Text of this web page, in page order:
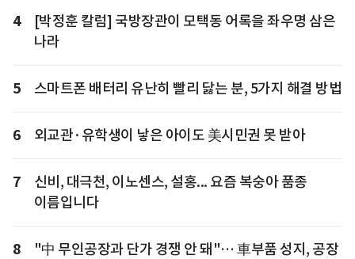
4
[박정훈 칼럼] 국방장관이 모택동 어록을 좌우명 삼은
나라
5 스마트폰 배터리 유난히 빨리 닳는 분, 5가지 해결 방법
6 외교관·유학생이 낳은 아이도 美시민권 못 받아
7
신비, 대극천, 이노센스, 설홍... 요즘 복숭아 품종
이름입니다
8
"中 무인공장과 단가 경쟁 안 돼"… 車부품 성지, 공장